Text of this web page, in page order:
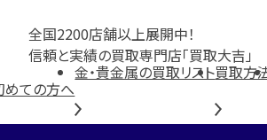
全国2200店舗以上展開中！
信頼と実績の買取専門店「買取大吉」
めての方へ
金・貴金属の買取リスト買取方